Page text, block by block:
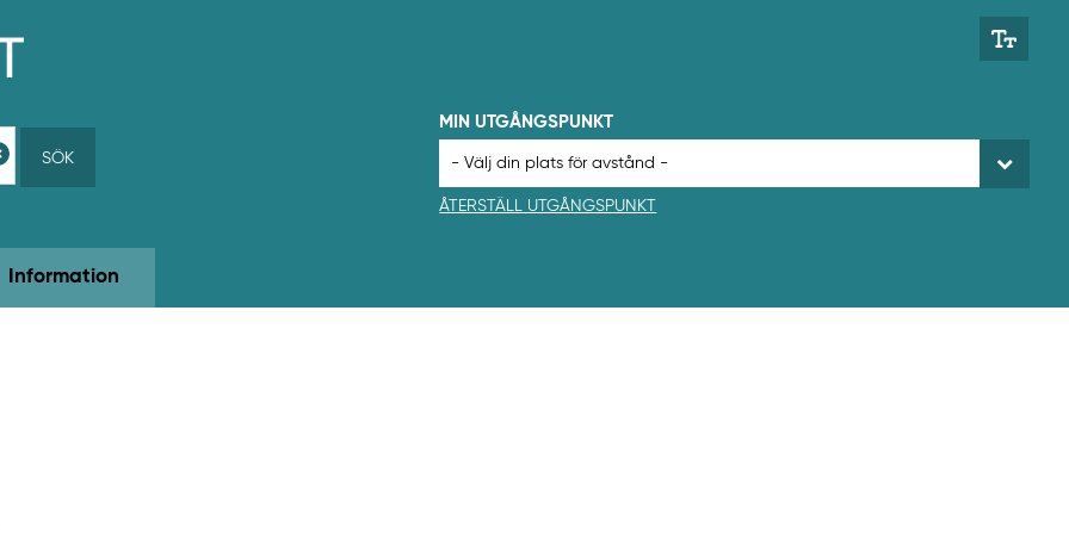
SÖK
MIN UTGÅNGSPUNKT
ÅTERSTÄLL UTGÅNGSPUNKT
Information